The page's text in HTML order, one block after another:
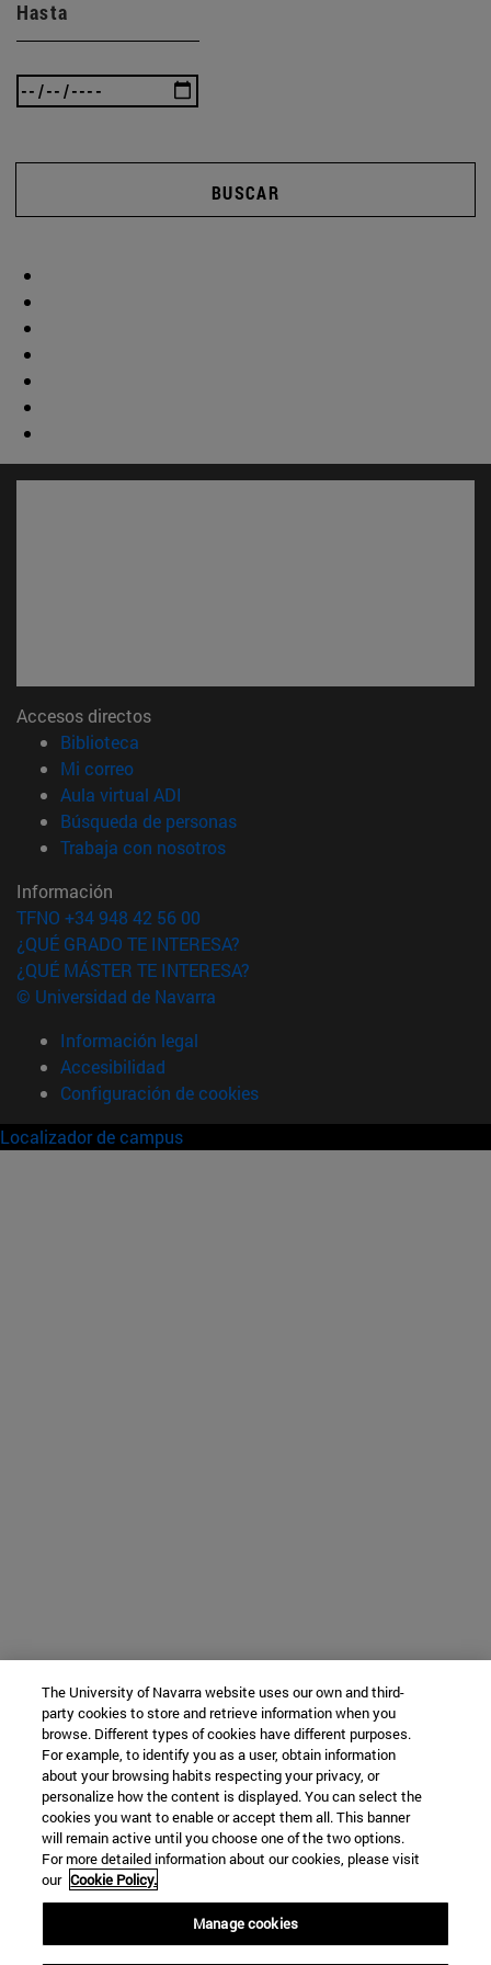
Hasta
BUSCAR
Accesos directos
Biblioteca
Mi correo(abre en nueva ventana)
Aula virtual ADI
Búsqueda de personas(abre en nueva ventana)
Trabaja con nosotros(abre en nueva ventana)
Información
TFNO +34 948 42 56 00
¿QUÉ GRADO TE INTERESA?
¿QUÉ MÁSTER TE INTERESA?
© Universidad de Navarra
Información legal
Accesibilidad
Configuración de cookies
Localizador de campus
The University of Navarra website uses our own and third-
party cookies to store and retrieve information when you
browse. Different types of cookies have different purposes.
For example, to identify you as a user, obtain information
about your browsing habits respecting your privacy, or
personalize how the content is displayed. You can select the
cookies you want to enable or accept them all. This banner
will remain active until you choose one of the two options.
For more detailed information about our cookies, please visit
our Cookie Policy.
Manage cookies